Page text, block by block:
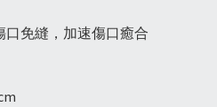
免縫，加速傷口癒合